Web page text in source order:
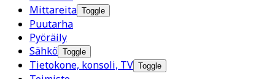
Mittareita Toggle
Puutarha
Pyöräily
Sähkö Toggle
Tietokone, konsoli, TV Toggle